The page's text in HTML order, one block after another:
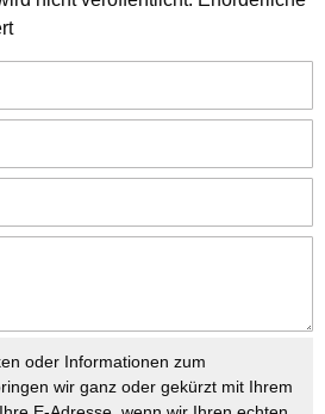
oder Informationen zum
wir ganz oder gekürzt mit Ihrem